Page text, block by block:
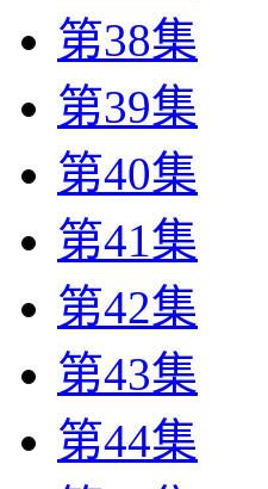
第38集
第39集
第40集
第41集
第42集
第43集
第44集